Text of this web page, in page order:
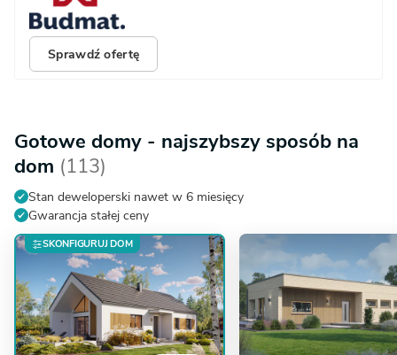
Sprawdź ofertę
Gotowe domy - najszybszy sposób na
dom (113)
Stan deweloperski nawet w 6 miesięcy
Gwarancja stałej ceny
SKONFIGURUJ DOM